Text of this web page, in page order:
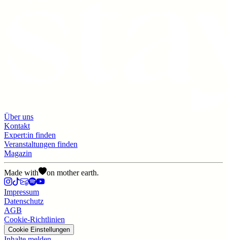
Über uns
Kontakt
Expert:in finden
Veranstaltungen finden
Magazin
Made with on mother earth.
Impressum
Datenschutz
AGB
Cookie-Richtlinien
Cookie Einstellungen